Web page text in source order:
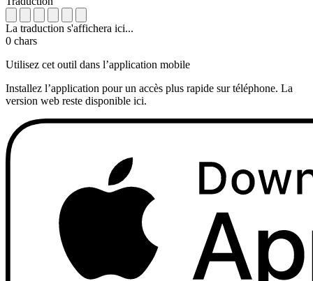
La traduction s'affichera ici...
0 chars
Utilisez cet outil dans l’application mobile
Installez l’application pour un accès plus rapide sur téléphone. La
version web reste disponible ici.